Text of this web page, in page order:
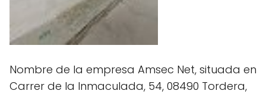
Nombre de la empresa Amsec Net, situada en
Carrer de la Inmaculada, 54, 08490 Tordera,